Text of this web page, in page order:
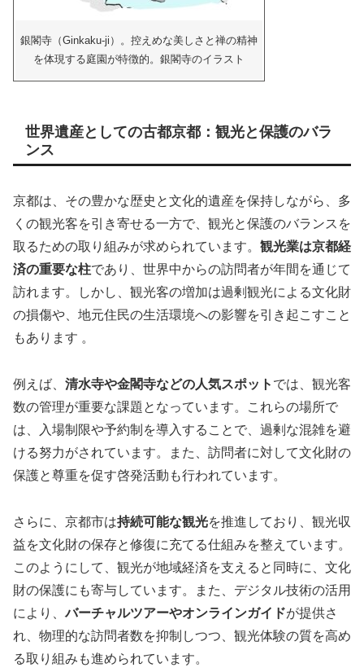
銀閣寺（Ginkaku-ji）。控えめな美しさと禅の精神
を体現する庭園が特徴的。銀閣寺のイラスト
世界遺産としての古都京都：観光と保護のバラ
ンス
京都は、その豊かな歴史と文化的遺産を保持しながら、多
くの観光客を引き寄せる一方で、観光と保護のバランスを
取るための取り組みが求められています。 観光業は京都経
済の重要な柱であり、世界中からの訪問者が年間を通じて
訪れます。しかし、観光客の増加は過剰観光による文化財
の損傷や、地元住民の生活環境への影響を引き起こすこと
もあります​ ​​。
例えば、 清水寺や金閣寺などの人気スポット では、観光客
数の管理が重要な課題となっています。これらの場所で
は、入場制限や予約制を導入することで、過剰な混雑を避
ける努力がされています。また、訪問者に対して文化財の
保護と尊重を促す啓発活動も行われています​。
さらに、京都市は持続可能な観光を推進しており、観光収
益を文化財の保存と修復に充てる仕組みを整えています。
このようにして、観光が地域経済を支えると同時に、文化
財の保護にも寄与しています。また、デジタル技術の活用
により、バーチャルツアーやオンラインガイドが提供さ
れ、物理的な訪問者数を抑制しつつ、観光体験の質を高め
る取り組みも進められています​​。